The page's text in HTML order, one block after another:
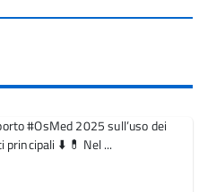
#OsMed 2025 sull’uso dei
⬇️ 💊 Nel ...